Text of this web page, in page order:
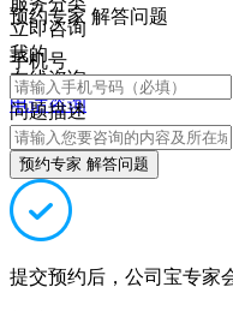
立即咨询
我的
在线咨询
电话咨询
预约专家 解答问题
手机号
问题描述
预约专家 解答问题
提交预约后，公司宝专家